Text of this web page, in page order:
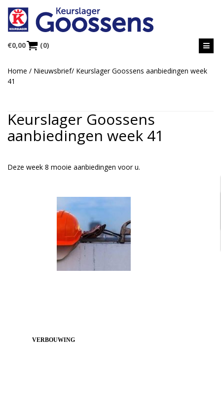
€0,00 (0)
Home / Nieuwsbrief/ Keurslager Goossens aanbiedingen week
41
Keurslager Goossens
aanbiedingen week 41
Deze week 8 mooie aanbiedingen voor u.
VERBOUWING